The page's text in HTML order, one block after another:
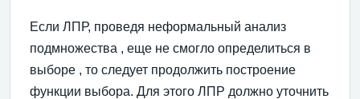
Если ЛПР, проведя неформальный анализ
подмножества , еще не смогло определиться в
выборе , то следует продолжить построение
функции выбора. Для этого ЛПР должно уточнить